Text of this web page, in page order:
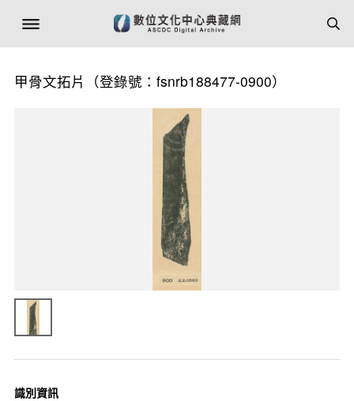
甲骨文拓片（登錄號：fsnrb188477-0900）
識別資訊